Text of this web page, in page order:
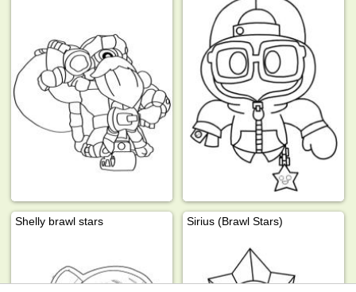
Shelly brawl stars Sirius (Brawl Stars)